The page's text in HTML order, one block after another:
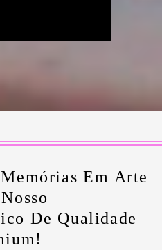
Em Arte
De Qualidade